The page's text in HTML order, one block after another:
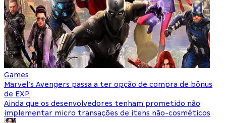
Games
Marvel’s Avengers passa a ter opção de compra de bônus
de EXP
Ainda que os desenvolvedores tenham prometido não
implementar micro transações de itens não-cosméticos